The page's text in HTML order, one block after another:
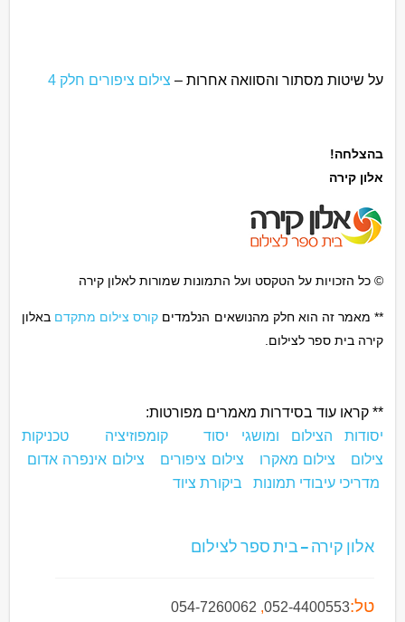
על שיטות מסתור והסוואה אחרות – צילום ציפורים חלק 4
בהצלחה!
אלון קירה
© כל הזכויות על הטקסט ועל התמונות שמורות לאלון קירה
** מאמר זה הוא חלק מהנושאים הנלמדים קורס צילום מתקדם באלון
קירה בית ספר לצילום.
** קראו עוד בסידרות מאמרים מפורטות:
יסודות הצילום ומושגי יסוד
קומפוזיציה
טכניקות
צילום
צילום מאקרו צילום ציפורים
צילום אינפרה אדום
מדריכי עיבודי תמונות
ביקורת ציוד
אלון קירה – בית ספר לצילום
טל:052-4400553
,
054-7260062